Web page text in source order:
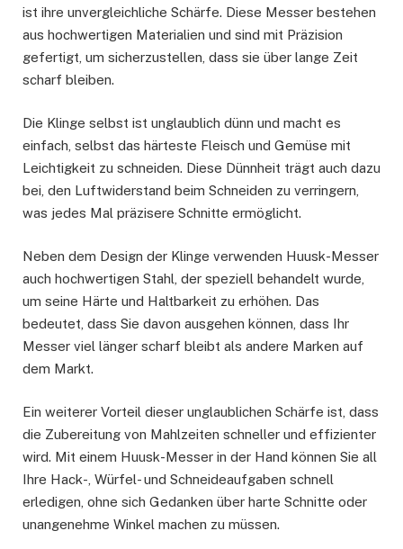
ist ihre unvergleichliche Schärfe. Diese Messer bestehen
aus hochwertigen Materialien und sind mit Präzision
gefertigt, um sicherzustellen, dass sie über lange Zeit
scharf bleiben.
Die Klinge selbst ist unglaublich dünn und macht es
einfach, selbst das härteste Fleisch und Gemüse mit
Leichtigkeit zu schneiden. Diese Dünnheit trägt auch dazu
bei, den Luftwiderstand beim Schneiden zu verringern,
was jedes Mal präzisere Schnitte ermöglicht.
Neben dem Design der Klinge verwenden Huusk-Messer
auch hochwertigen Stahl, der speziell behandelt wurde,
um seine Härte und Haltbarkeit zu erhöhen. Das
bedeutet, dass Sie davon ausgehen können, dass Ihr
Messer viel länger scharf bleibt als andere Marken auf
dem Markt.
Ein weiterer Vorteil dieser unglaublichen Schärfe ist, dass
die Zubereitung von Mahlzeiten schneller und effizienter
wird. Mit einem Huusk-Messer in der Hand können Sie all
Ihre Hack-, Würfel- und Schneideaufgaben schnell
erledigen, ohne sich Gedanken über harte Schnitte oder
unangenehme Winkel machen zu müssen.